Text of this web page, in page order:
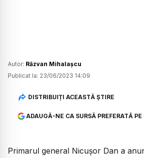
Autor: Răzvan Mihalașcu
Publicat la: 23/06/2023 14:09
DISTRIBUIȚI ACEASTĂ ȘTIRE
ADAUGĂ-NE CA SURSĂ PREFERATĂ PE
Primarul general Nicușor Dan a